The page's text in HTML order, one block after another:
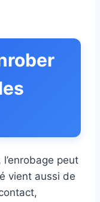
peut
vient aussi de